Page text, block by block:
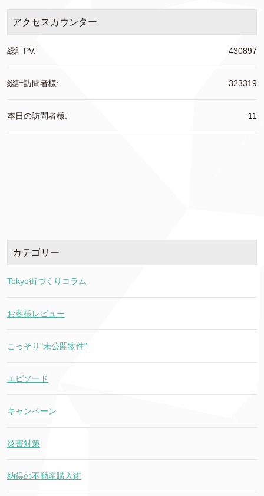
アクセスカウンター
430897
総計PV:
323319
総計訪問者様:
11
本日の訪問者様:
カテゴリー
Tokyo街づくりコラム
お客様レビュー
こっそり"未公開物件"
エピソード
キャンペーン
災害対策
納得の不動産購入術